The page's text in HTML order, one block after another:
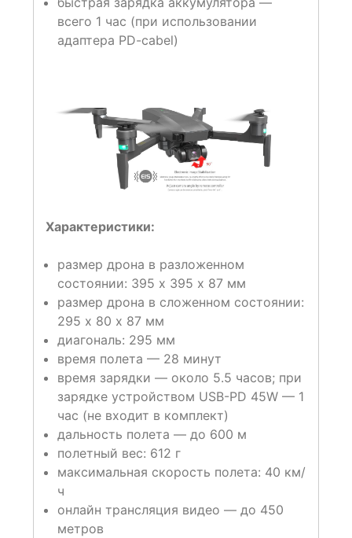
всего 1 час (при использовании
адаптера PD-cabel)
Характеристики:
размер дрона в разложенном
состоянии: 395 х 395 х 87 мм
размер дрона в сложенном состоянии:
295 х 80 х 87 мм
диагональ: 295 мм
время полета — 28 минут
время зарядки — около 5.5 часов; при
зарядке устройством USB-PD 45W — 1
час (не входит в комплект)
дальность полета — до 600 м
полетный вес: 612 г
максимальная скорость полета: 40 км/
ч
онлайн трансляция видео — до 450
метров